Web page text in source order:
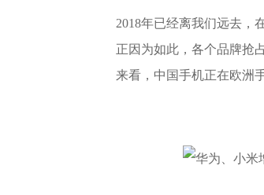
2018年已经离我们远去，
正因为如此，各个品牌抢
来看，中国手机正在欧洲